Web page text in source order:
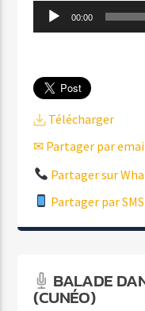
Lecteur 00:00
Télécharger
✉ Partager par
Partager sur
Partager par SMS
BALADE
(CUNÉO)